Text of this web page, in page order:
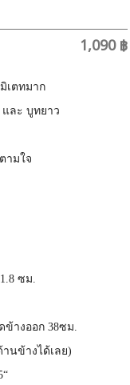
1,090 ฿
เตทมาก
ละ บูทยาว
ามใจ
ซม.
ข้างออก 38ซม.
นข้างได้เลย)